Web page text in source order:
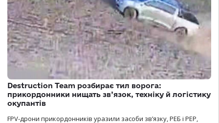
Destruction Team розбирає тил ворога:
прикордонники нищать зв’язок, техніку й логістику
окупантів
FPV-дрони прикордонників уразили засоби зв’язку, РЕБ і РЕР,